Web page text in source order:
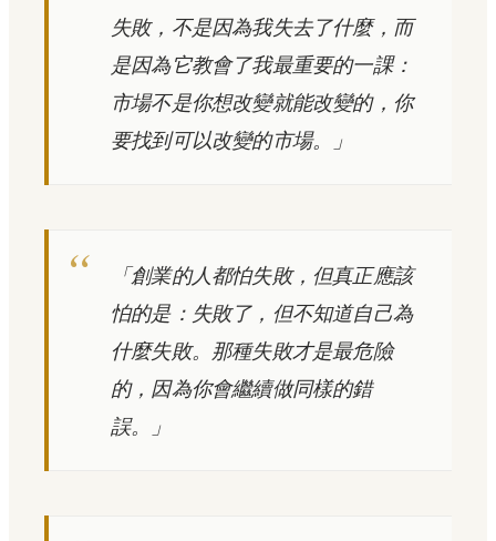
失敗，不是因為我失去了什麼，而
是因為它教會了我最重要的一課：
市場不是你想改變就能改變的，你
要找到可以改變的市場。」
「創業的人都怕失敗，但真正應該
怕的是：失敗了，但不知道自己為
什麼失敗。那種失敗才是最危險
的，因為你會繼續做同樣的錯
誤。」